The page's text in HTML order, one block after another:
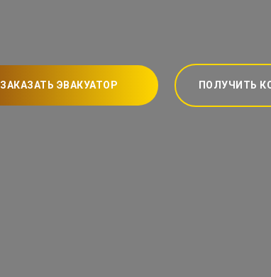
ЗАКАЗАТЬ ЭВАКУАТОР ПОЛУЧИТЬ